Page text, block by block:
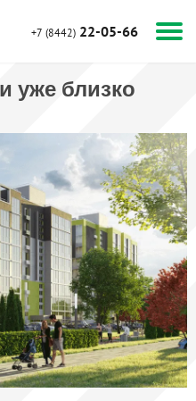
+7 (8442) 22-05-66
уже близко